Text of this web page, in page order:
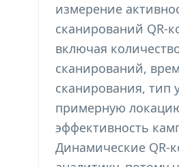
измерение
сканирований QR-
включая
сканирований,
сканирования, тип
примерную
эффективность
Динамические QR-